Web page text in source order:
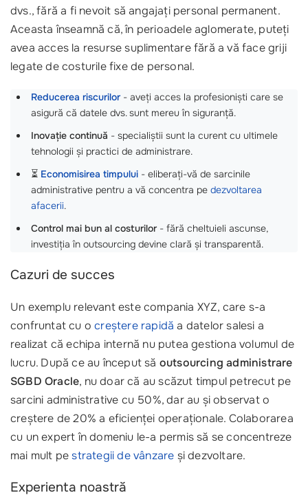
dvs., fără a fi nevoit să angajați personal permanent.
Aceasta înseamnă că, în perioadele aglomerate, puteți
avea acces la resurse suplimentare fără a vă face griji
legate de costurile fixe de personal.
Reducerea riscurilor- aveți acces la profesioniști care se
asigură că datele dvs. sunt mereu în siguranță.
Inovație continuă - specialiștii sunt la curent cu ultimele
tehnologii și practici de administrare.
⏳ Economisirea timpului - eliberați-vă de sarcinile
administrative pentru a vă concentra pe dezvoltarea
afacerii.
Control mai bun al costurilor - fără cheltuieli ascunse,
investiția în outsourcing devine clară și transparentă.
Cazuri de succes
Un exemplu relevant este compania XYZ, care s-a
confruntat cu ocreștere rapidă a datelor salesi a
realizat că echipa internă nu putea gestiona volumul de
lucru. După ce au început să outsourcing administrare
SGBD Oracle, nu doar că au scăzut timpul petrecut pe
sarcini administrative cu 50%, dar au și observat o
creștere de 20% a eficienței operaționale. Colaborarea
cu un expert în domeniu le-a permis să se concentreze
mai mult pestrategii de vânzare și dezvoltare.
Experienta noastră